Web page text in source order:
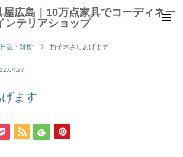
屋広島｜10万点家具でコーディネー
ンテリアショップ
記・雑貨 拍子木さしあげます
ます